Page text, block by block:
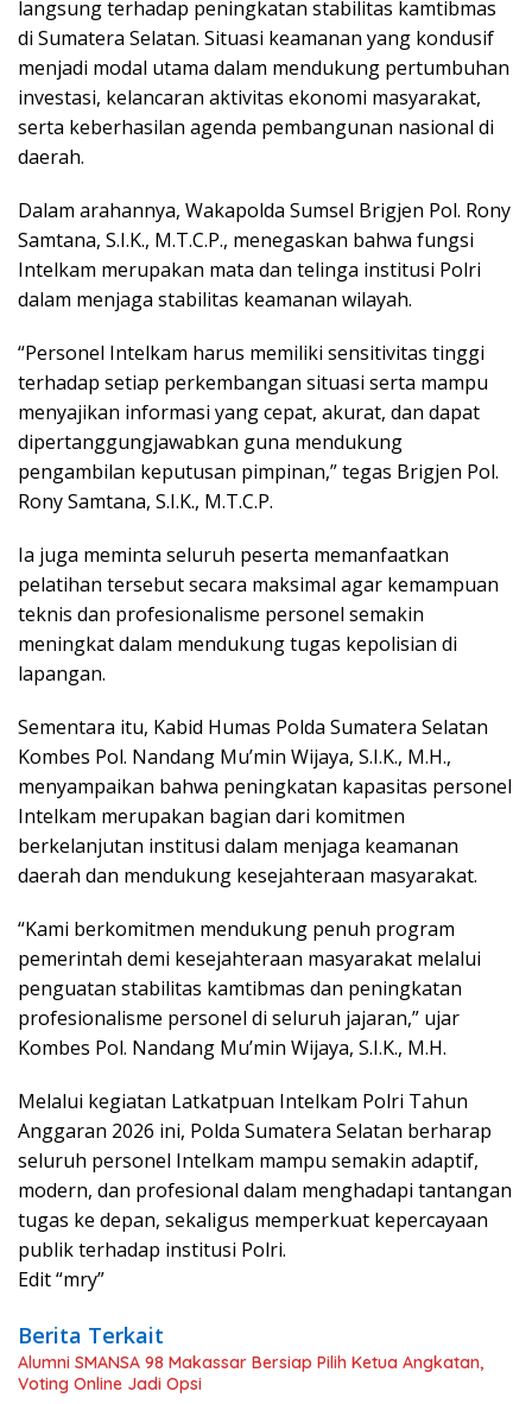
langsung terhadap peningkatan stabilitas kamtibmas
di Sumatera Selatan. Situasi keamanan yang kondusif
menjadi modal utama dalam mendukung pertumbuhan
investasi, kelancaran aktivitas ekonomi masyarakat,
serta keberhasilan agenda pembangunan nasional di
daerah.
Dalam arahannya, Wakapolda Sumsel Brigjen Pol. Rony
Samtana, S.I.K., M.T.C.P., menegaskan bahwa fungsi
Intelkam merupakan mata dan telinga institusi Polri
dalam menjaga stabilitas keamanan wilayah.
“Personel Intelkam harus memiliki sensitivitas tinggi
terhadap setiap perkembangan situasi serta mampu
menyajikan informasi yang cepat, akurat, dan dapat
dipertanggungjawabkan guna mendukung
pengambilan keputusan pimpinan,” tegas Brigjen Pol.
Rony Samtana, S.I.K., M.T.C.P.
Ia juga meminta seluruh peserta memanfaatkan
pelatihan tersebut secara maksimal agar kemampuan
teknis dan profesionalisme personel semakin
meningkat dalam mendukung tugas kepolisian di
lapangan.
Sementara itu, Kabid Humas Polda Sumatera Selatan
Kombes Pol. Nandang Mu’min Wijaya, S.I.K., M.H.,
menyampaikan bahwa peningkatan kapasitas personel
Intelkam merupakan bagian dari komitmen
berkelanjutan institusi dalam menjaga keamanan
daerah dan mendukung kesejahteraan masyarakat.
“Kami berkomitmen mendukung penuh program
pemerintah demi kesejahteraan masyarakat melalui
penguatan stabilitas kamtibmas dan peningkatan
profesionalisme personel di seluruh jajaran,” ujar
Kombes Pol. Nandang Mu’min Wijaya, S.I.K., M.H.
Melalui kegiatan Latkatpuan Intelkam Polri Tahun
Anggaran 2026 ini, Polda Sumatera Selatan berharap
seluruh personel Intelkam mampu semakin adaptif,
modern, dan profesional dalam menghadapi tantangan
tugas ke depan, sekaligus memperkuat kepercayaan
publik terhadap institusi Polri.
Edit “mry”
Berita Terkait
Alumni SMANSA 98 Makassar Bersiap Pilih Ketua Angkatan,
Voting Online Jadi Opsi